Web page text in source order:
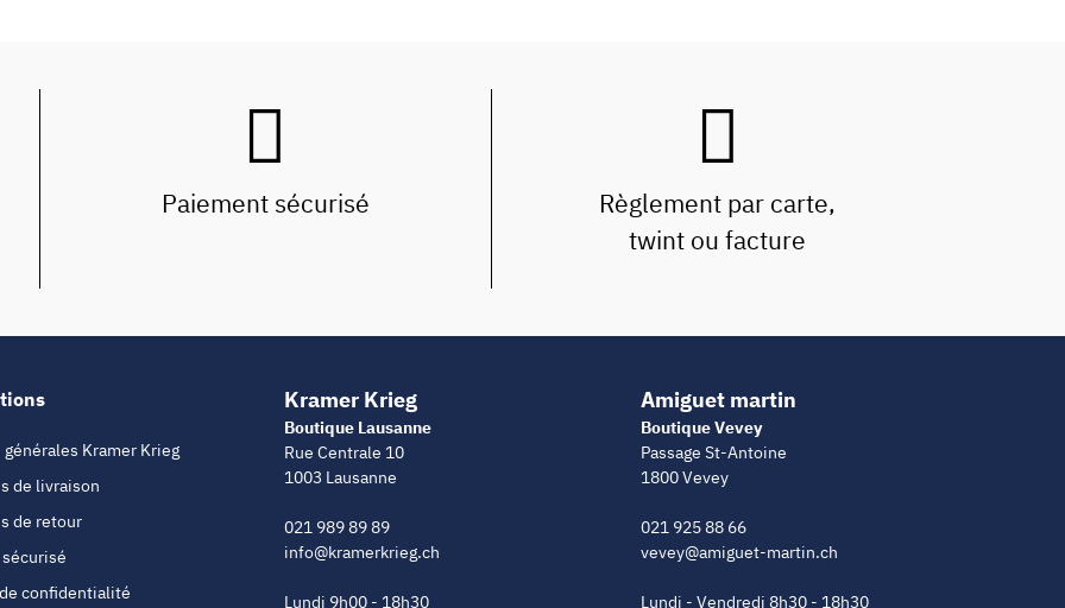
Paiement sécurisé
Règlement par carte,
twint ou facture
Kramer Krieg
de livraison
de retour
confidentialité
Kramer Krieg
Boutique Lausanne
Rue Centrale 10
1003 Lausanne
021 989 89 89
info@kramerkrieg.ch
Lundi 9h00 - 18h30
Amiguet martin
Boutique Vevey
Passage St-Antoine
1800 Vevey
021 925 88 66
vevey@amiguet-martin.ch
Lundi - Vendredi 8h30 - 18h30